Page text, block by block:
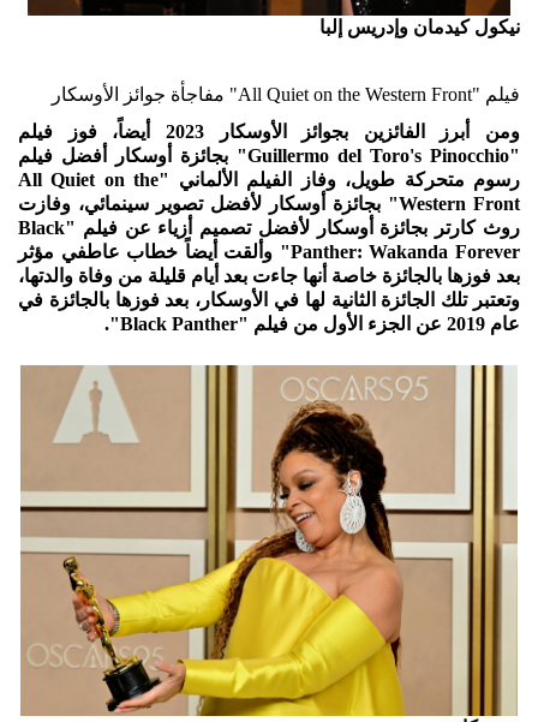
نيكول كيدمان وإدريس إلبا
فيلم "All Quiet on the Western Front" مفاجأة جوائز الأوسكار
ومن أبرز الفائزين بجوائز الأوسكار 2023 أيضاً، فوز فيلم
"Guillermo del Toro's Pinocchio" بجائزة أوسكار أفضل فيلم
رسوم متحركة طويل، وفاز الفيلم الألماني "All Quiet on the
Western Front" بجائزة أوسكار لأفضل تصوير سينمائي، وفازت
روث كارتر بجائزة أوسكار لأفضل تصميم أزياء عن فيلم "Black
Panther: Wakanda Forever" وألقت أيضاً خطاب عاطفي مؤثر
بعد فوزها بالجائزة خاصة أنها جاءت بعد أيام قليلة من وفاة والدتها،
وتعتبر تلك الجائزة الثانية لها في الأوسكار، بعد فوزها بالجائزة في
عام 2019 عن الجزء الأول من فيلم "Black Panther".